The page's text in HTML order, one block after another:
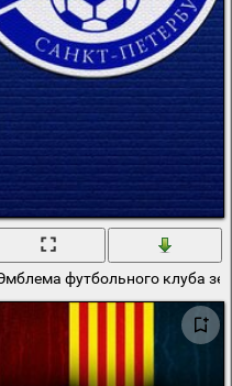
фирмыфутбольного клуба